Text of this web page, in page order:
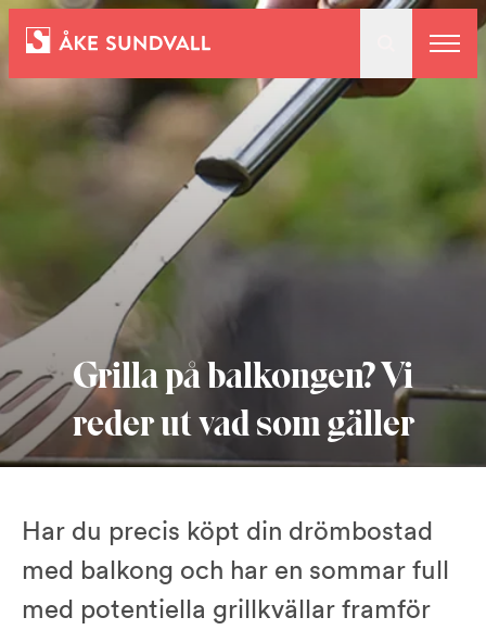
Bostäder
Lokaler och parkering
Entreprenad
Om oss
Kontakt
Grilla på balkongen? Vi
reder ut vad som gäller
Har du precis köpt din drömbostad
med balkong och har en sommar full
med potentiella grillkvällar framför